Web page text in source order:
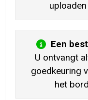
Een
U ontvangt
goedkeuring
het